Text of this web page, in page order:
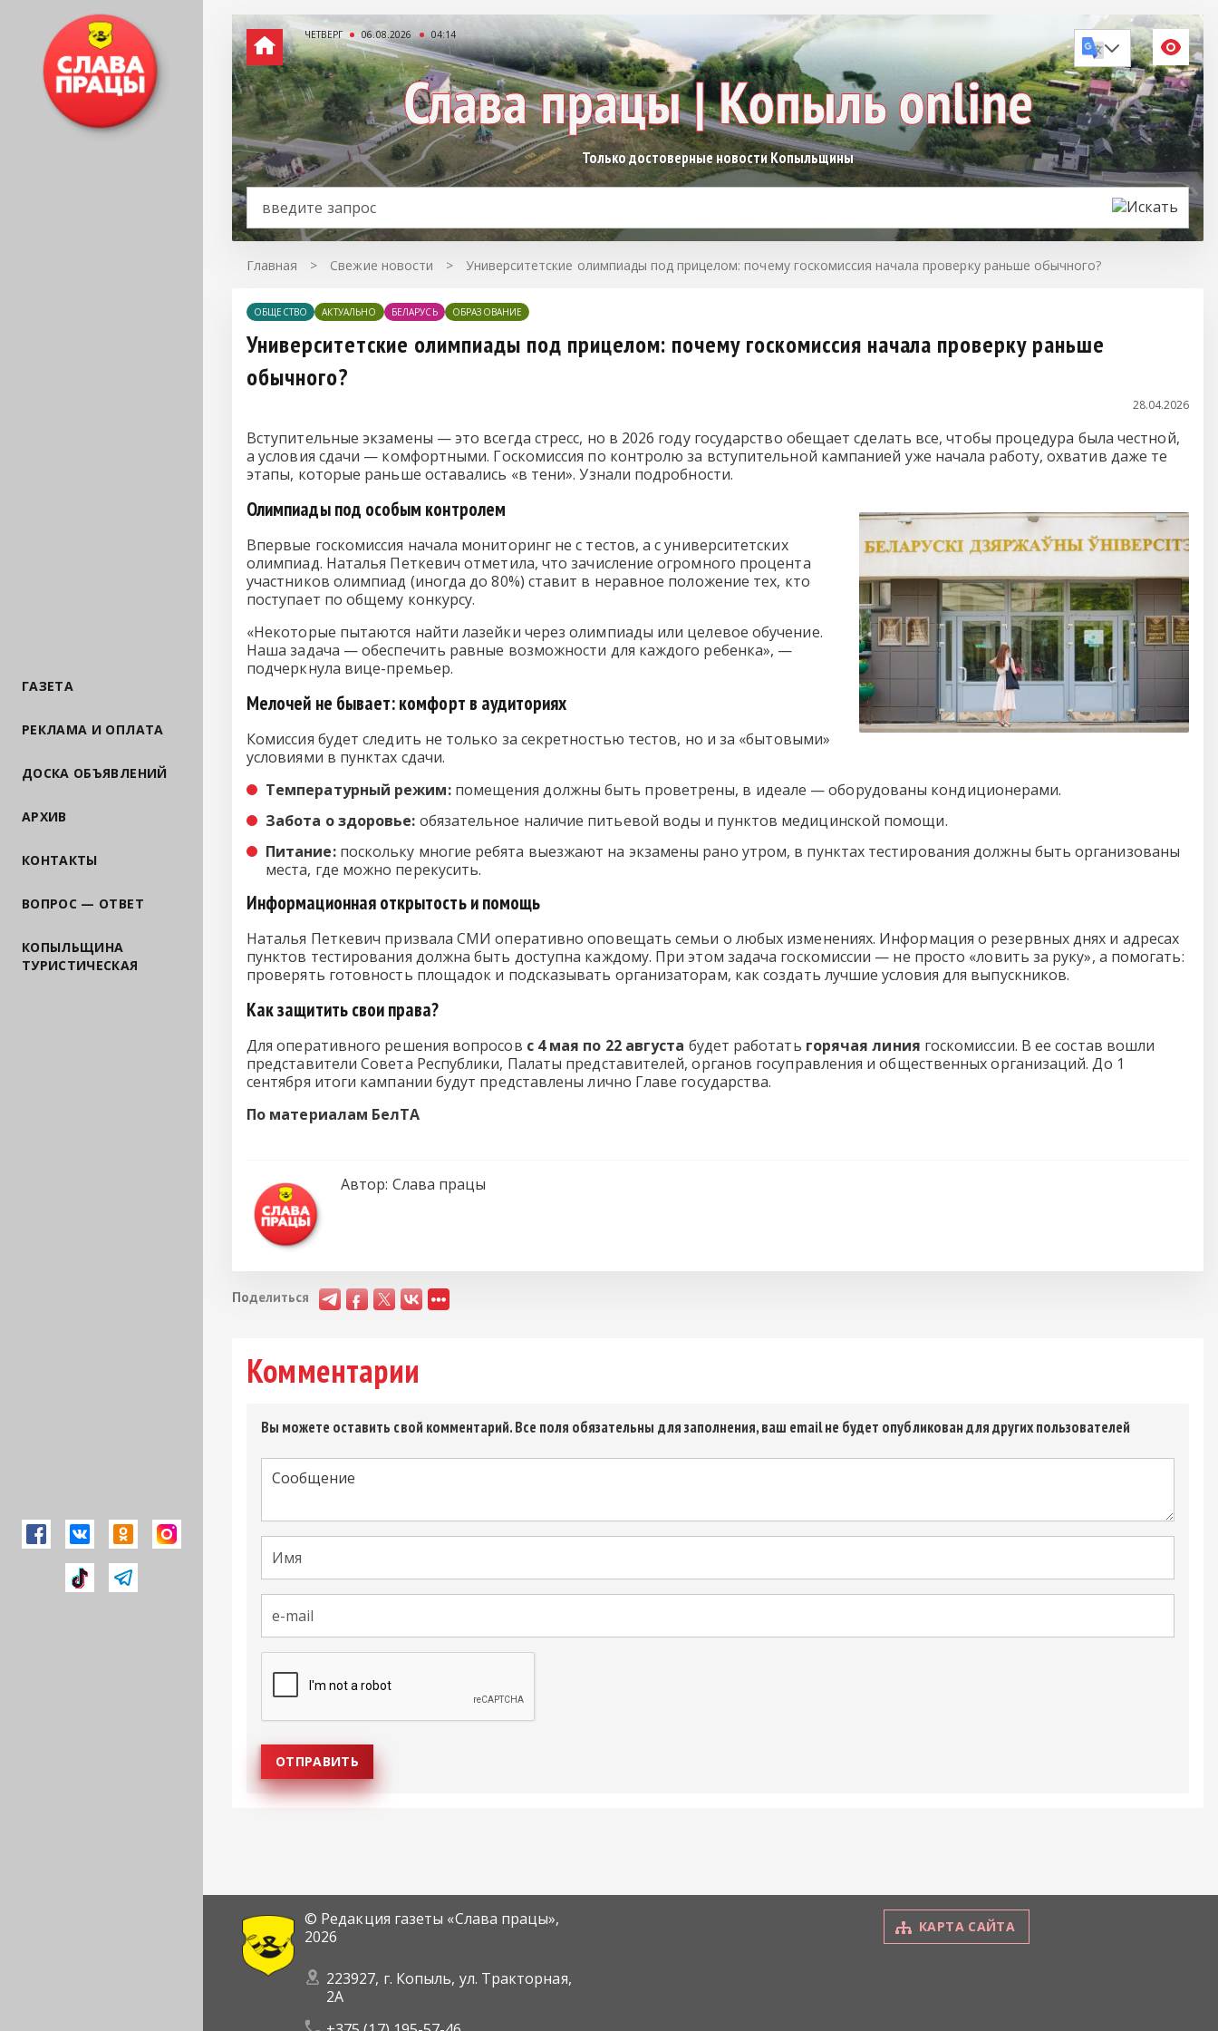
ГАЗЕТА
РЕКЛАМА И ОПЛАТА
ДОСКА ОБЪЯВЛЕНИЙ
АРХИВ
КОНТАКТЫ
ВОПРОС — ОТВЕТ
КОПЫЛЬЩИНА
ТУРИСТИЧЕСКАЯ
ЧЕТВЕРГ 06.08.2026 04:14
Только достоверные новости Копыльщины
Главная > Свежие новости > Университетские олимпиады под прицелом: почему госкомиссия начала проверку раньше обычного?
ОБЩЕСТВО АКТУАЛЬНО БЕЛАРУСЬ ОБРАЗОВАНИЕ
Университетские олимпиады под прицелом: почему госкомиссия начала проверку раньше
обычного?
28.04.2026
Вступительные экзамены — это всегда стресс, но в 2026 году государство обещает сделать все, чтобы процедура была честной,
а условия сдачи — комфортными. Госкомиссия по контролю за вступительной кампанией уже начала работу, охватив даже те
этапы, которые раньше оставались «в тени». Узнали подробности.
Олимпиады под особым контролем
Впервые госкомиссия начала мониторинг не с тестов, а с университетских
олимпиад. Наталья Петкевич отметила, что зачисление огромного процента
участников олимпиад (иногда до 80%) ставит в неравное положение тех, кто
поступает по общему конкурсу.
«Некоторые пытаются найти лазейки через олимпиады или целевое обучение.
Наша задача — обеспечить равные возможности для каждого ребенка», —
подчеркнула вице-премьер.
Мелочей не бывает: комфорт в аудиториях
Комиссия будет следить не только за секретностью тестов, но и за «бытовыми»
условиями в пунктах сдачи.
Температурный режим:помещения должны быть проветрены, в идеале — оборудованы кондиционерами.
Забота о здоровье: обязательное наличие питьевой воды и пунктов медицинской помощи.
Питание:поскольку многие ребята выезжают на экзамены рано утром, в пунктах тестирования должны быть организованы
места, где можно перекусить.
Информационная открытость и помощь
Наталья Петкевич призвала СМИ оперативно оповещать семьи о любых изменениях. Информация о резервных днях и адресах
пунктов тестирования должна быть доступна каждому. При этом задача госкомиссии — не просто «ловить за руку», а помогать:
проверять готовность площадок и подсказывать организаторам, как создать лучшие условия для выпускников.
Как защитить свои права?
Для оперативного решения вопросов с 4 мая по 22 августа будет работать горячая линия госкомиссии. В ее состав вошли
представители Совета Республики, Палаты представителей, органов госуправления и общественных организаций. До 1
сентября итоги кампании будут представлены лично Главе государства.
По материалам БелТА
Автор: Слава працы
Поделиться
Комментарии
Вы можете оставить свой комментарий. Все поля обязательны для заполнения, ваш email не будет опубликован для других пользователей
© Редакция газеты «Слава працы»,
2026
223927, г. Копыль, ул. Тракторная,
2А
КАРТА САЙТА